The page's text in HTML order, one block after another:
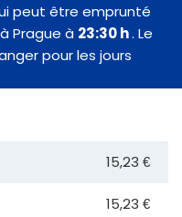
peut être emprunté
Prague à 23:30 h. Le
pour les jours
15,23 €
15,23 €